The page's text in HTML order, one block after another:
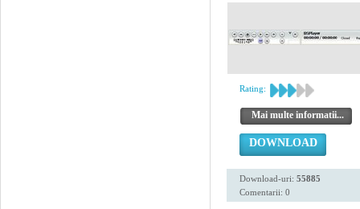
Rating:
Mai multe informatii...
DOWNLOAD
Download-uri: 55885
Comentarii: 0